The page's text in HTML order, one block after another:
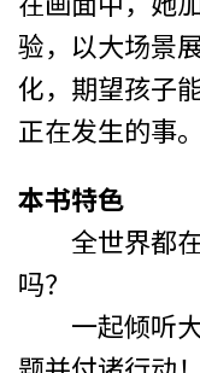
验，以大场景
化，期望孩子
正在发生的事。
本书特色
全世界都在
吗？
一起倾听大